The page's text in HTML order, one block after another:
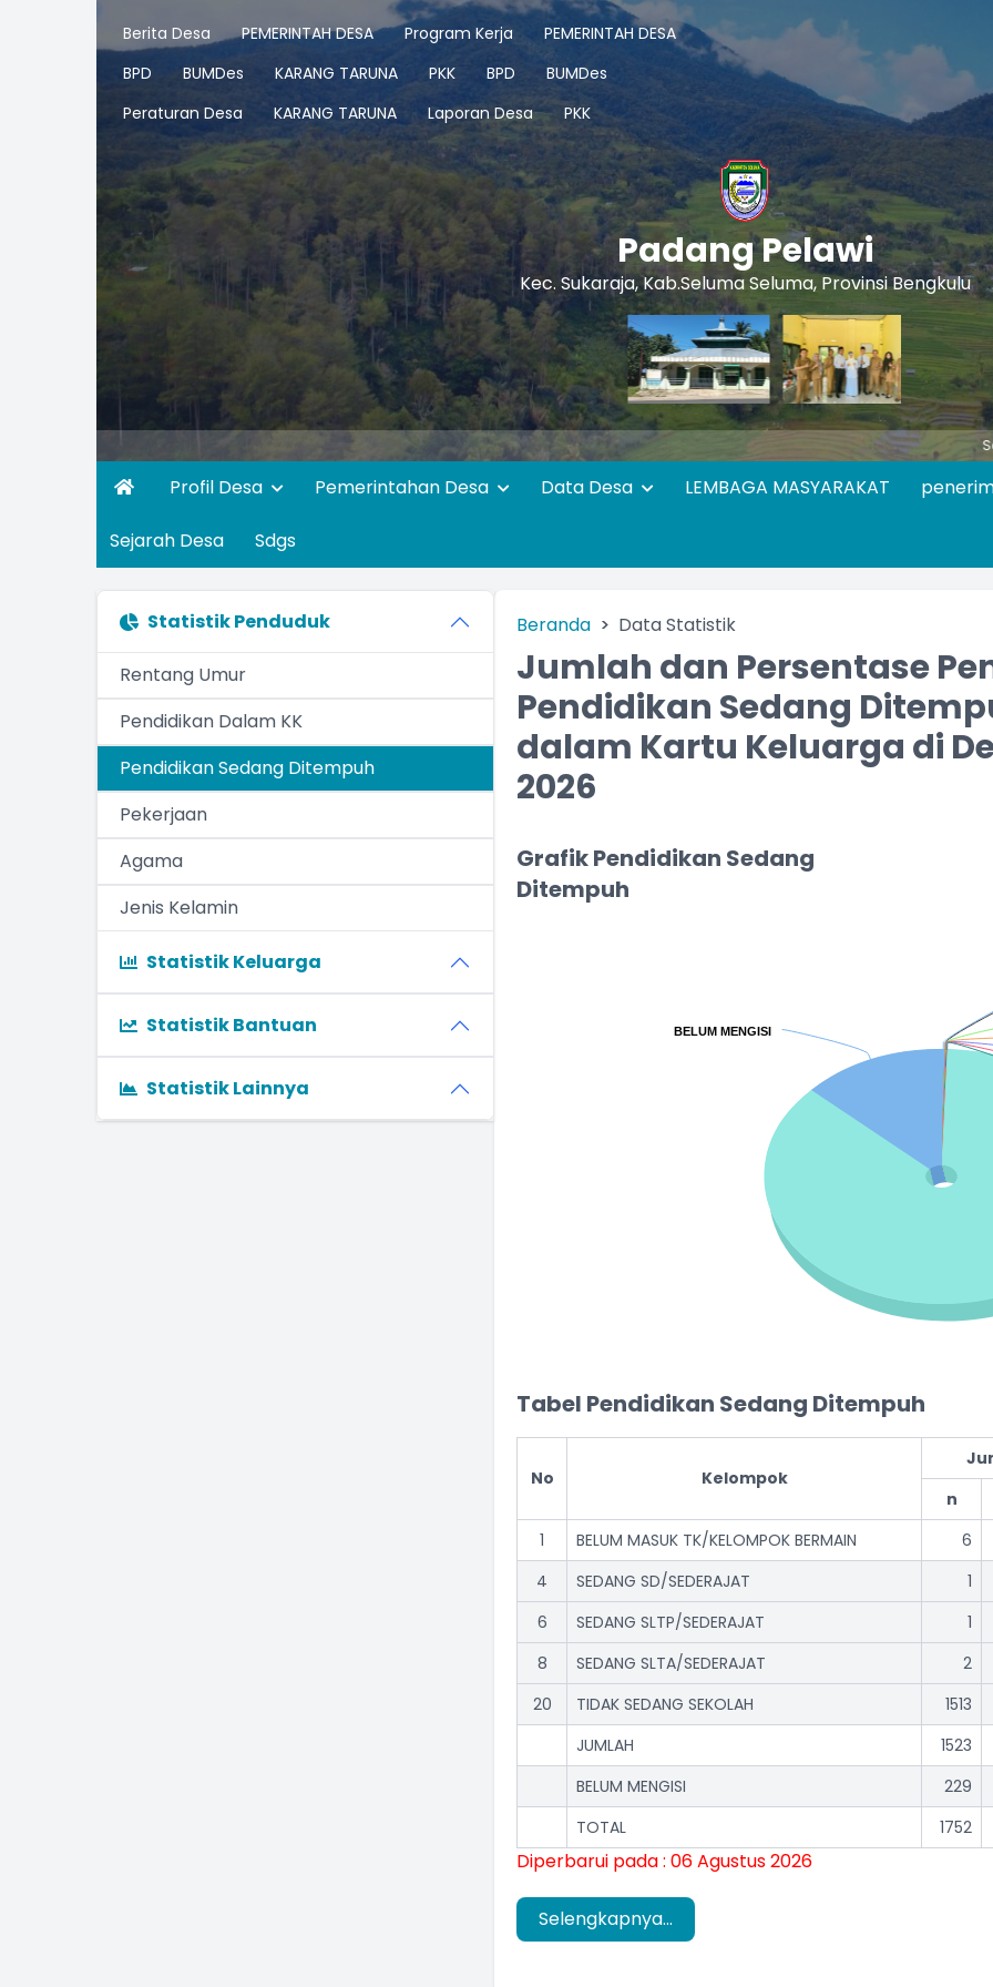
Berita Desa PEMERINTAH DESA Program Kerja
PEMERINTAH DESA
BPD
BUMDes KARANG TARUNA PKK BPD
BUMDes
Peraturan Desa
KARANG TARUNA Laporan Desa PKK
Padang Pelawi
Kec. Sukaraja, Kab.Seluma Seluma, Provinsi Bengkulu
Profil Desa Pemerintahan Desa Data Desa LEMBAGA MASYARAKAT
Sejarah Desa Sdgs
Statistik Penduduk
Rentang Umur
Pendidikan Dalam KK
Pendidikan Sedang Ditempuh
Pekerjaan
Agama
Jenis Kelamin
Statistik Keluarga
Statistik Bantuan
Statistik Lainnya
Beranda Data Statistik
Jumlah dan Persentase
Pendidikan Sedang
dalam Kartu Keluarga di
2026
Grafik Pendidikan Sedang
Ditempuh
BELUM MENGISI
BELUM MENGISI
End of interactive chart.
Tabel Pendidikan Sedang Ditempuh
No Kelompok
n
1
BELUM MASUK TK/KELOMPOK BERMAIN 6
4
SEDANG SD/SEDERAJAT 1
6
SEDANG SLTP/SEDERAJAT 1
8
SEDANG SLTA/SEDERAJAT 2
20
TIDAK SEDANG SEKOLAH 1513
JUMLAH
1523
BELUM MENGISI
229
TOTAL
1752
Diperbarui pada : 06 Agustus 2026
Selengkapnya...